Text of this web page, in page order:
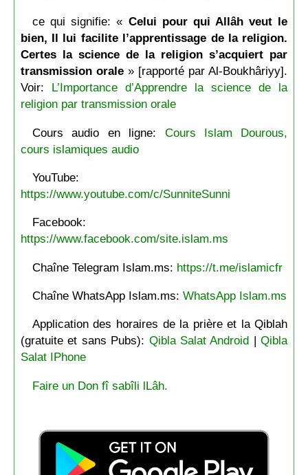
ce qui signifie: « Celui pour qui Allâh veut le
bien, Il lui facilite l’apprentissage de la religion.
Certes la science de la religion s’acquiert par
transmission orale» [rapporté par Al-Boukhâriyy].
Voir: L’Importance d’Apprendre la science de la
religion par transmission orale
Cours audio en ligne: Cours Islam Dourous,
cours islamiques audio
YouTube:
https://www.youtube.com/c/SunniteSunni
Facebook:
https://www.facebook.com/site.islam.ms
Chaîne Telegram Islam.ms: https://t.me/islamicfr
Chaîne WhatsApp Islam.ms: WhatsApp Islam.ms
Application des horaires de la prière et la Qiblah
(gratuite et sans Pubs): Qibla Salat Android |Qibla
Salat IPhone
Faire un Don fî sabîli lLâh.